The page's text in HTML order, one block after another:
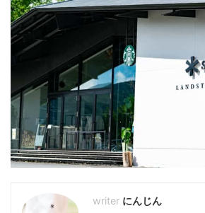
にんじん